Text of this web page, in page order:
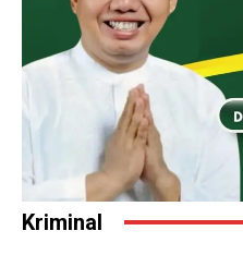
Kriminal